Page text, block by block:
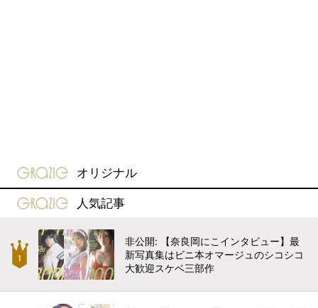
gravure-grazie
オリジナル
gravure-grazie
人気記事
非公開: 【奈良岡にこインタビュー】最
新写真集はビニ本オマージュのシコシコ
大歓迎スケベ三部作